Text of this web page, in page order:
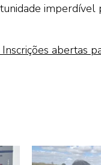
imperdível
abertas